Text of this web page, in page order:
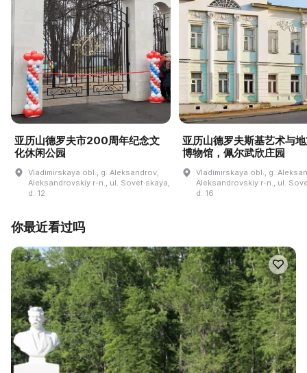
亚历山德罗夫市200周年纪念文
化休闲公园
Vladimirskaya obl., g. Aleksandrov,
Aleksandrovskiy r-n., ul. Sovet·skaya,
d. 12
亚历山德罗夫斯基艺术与
博物馆，佩尔武欣庄园
Vladimirskaya obl., g.
Aleksandrovskiy r-n., ul.
d. 16
你最近看过吗